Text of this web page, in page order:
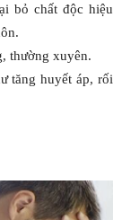
bỏ chất độc hiệu
thường xuyên.
tăng huyết áp, rối